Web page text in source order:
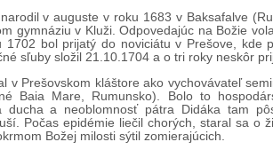
v auguste v roku 1683 v Baksafalve
gymnáziu v Kluži. Odpovedajúc na Božie
1702 bol prijatý do noviciátu v Prešove, kde
sľuby složil 21.10.1704 a o tri roky neskôr
v Prešovskom kláštore ako vychovávateľ
Baia Mare, Rumunsko). Bolo to
ducha a neoblomnosť pátra Didáka tam
Počas epidémie liečil chorých, staral sa o
Božej milosti sýtil zomierajúcich.